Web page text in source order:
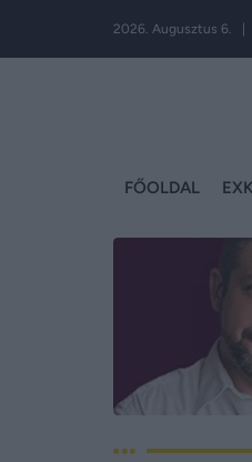
2026. Augusztus 6. |
FŐOLDAL